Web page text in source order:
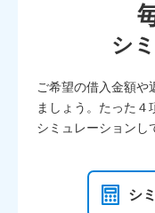
シ
ご希望の借入金額や
ましょう。たった
シミュレーションし
シ